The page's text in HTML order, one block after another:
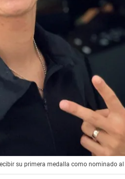
su primera medalla como nominado